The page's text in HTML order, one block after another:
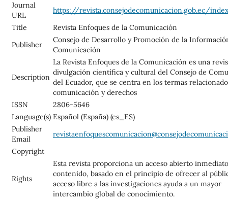
Journal
URL
https://revista.consejodecomunicacion.gob.ec/
Title
Revista Enfoques de la Comunicación
Publisher
Consejo de Desarrollo y Promoción de la
Comunicación
Description
La Revista Enfoques de la Comunicación es una
divulgación científica y cultural del Consejo de
del Ecuador, que se centra en los termas
comunicación y derechos
ISSN
2806-5646
Language(s) Español (España) (es_ES)
Publisher
Email
Copyright
Rights
Esta revista proporciona un acceso abierto
contenido, basado en el principio de ofrecer al
acceso libre a las investigaciones ayuda a un mayor
intercambio global de conocimiento.